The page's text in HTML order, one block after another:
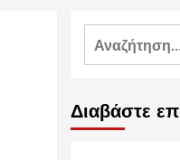
Αναζήτηση
Διαβάστε